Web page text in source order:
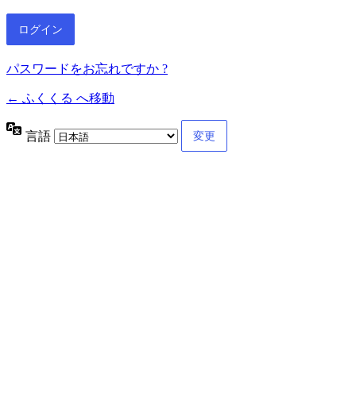
パスワードをお忘れですか ?
← ふくくる へ移動
言語